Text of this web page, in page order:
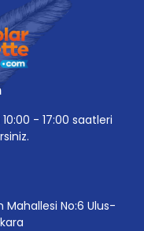
- 17:00 saatleri
Mahallesi No:6 Ulus-